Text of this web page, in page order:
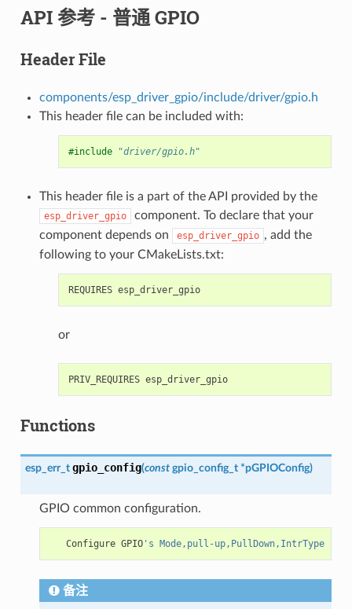
API 参考 - 普通 GPIO
Header File
components/esp_driver_gpio/include/driver/gpio.h
This header file can be included with:
#include "driver/gpio.h"
This header file is a part of the API provided by the
esp_driver_gpio
component. To declare that your
component depends on
esp_driver_gpio , add the
following to your CMakeLists.txt:
REQUIRES esp_driver_gpio
or
PRIV_REQUIRES esp_driver_gpio
Functions
esp_err_t gpio_config(const gpio_config_t *pGPIOConfig)
GPIO common configuration.
Configure GPIO's Mode,pull-up,PullDown,IntrType
备注